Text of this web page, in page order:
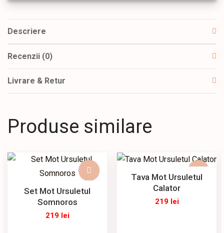
Descriere
Recenzii (0)
Livrare & Retur
Produse similare
Set Mot Ursuletul
Somnoros
219 lei
Tava Mot Ursuletul
Calator
219 lei